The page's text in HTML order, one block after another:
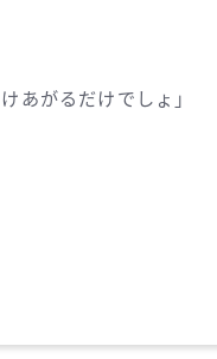
あがるだけでしょ」